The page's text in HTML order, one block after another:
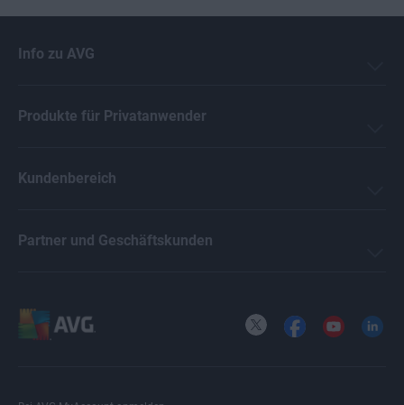
Info zu AVG
Produkte für Privatanwender
Kundenbereich
Partner und Geschäftskunden